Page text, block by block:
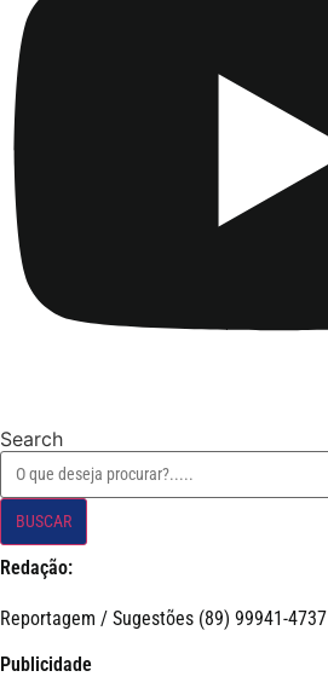
Search
BUSCAR
Redação:
Reportagem / Sugestões (89) 99941-4737
Publicidade